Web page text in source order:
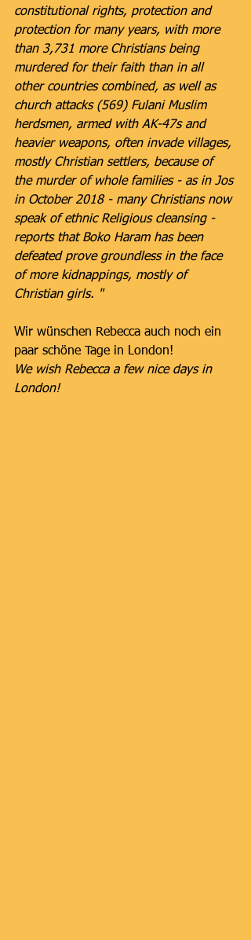
constitutional rights, protection and
protection for many years, with more
than 3,731 more Christians being
murdered for their faith than in all
other countries combined, as well as
church attacks (569) Fulani Muslim
herdsmen, armed with AK-47s and
heavier weapons, often invade villages,
mostly Christian settlers, because of
the murder of whole families - as in Jos
in October 2018 - many Christians now
speak of ethnic Religious cleansing -
reports that Boko Haram has been
defeated prove groundless in the face
of more kidnappings, mostly of
Christian girls. "
Wir wünschen Rebecca auch noch ein
paar schöne Tage in London!
We wish Rebecca a few nice days in
London!